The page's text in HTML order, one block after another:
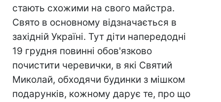
стають схожими на свого майстра.
Свято в основному відзначається в
західній Україні. Тут діти напередодні
19 грудня повинні обов'язково
почистити черевички, в які Святий
Миколай, обходячи будинки з мішком
подарунків, кожному дарує те, про що